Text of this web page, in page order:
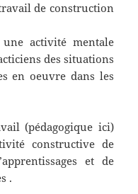
de construction
une activité mentale
des situations
en oeuvre dans les
(pédagogique ici)
constructive de
et de
.